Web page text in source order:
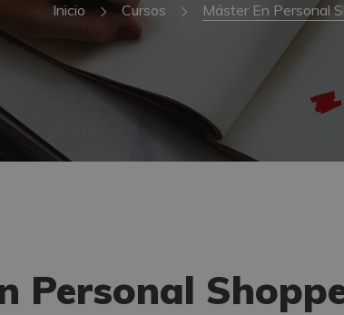
Inicio Cursos Máster En Personal
Personal